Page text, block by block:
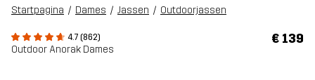
Startpagina Dames Jassen Outdoorjassen
4.7 (862)
Outdoor Anorak Dames
€ 139